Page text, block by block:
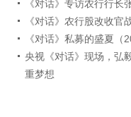
《对话》专访农行行长
《对话》农行股改收官
《对话》私募的盛夏（
央视《对话》现场，弘
重梦想